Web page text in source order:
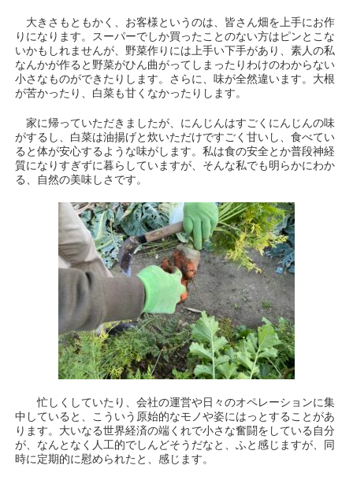
大きさもともかく、お客様というのは、皆さん畑を上手にお作
りになります。スーパーでしか買ったことのない方はピンとこな
いかもしれませんが、野菜作りには上手い下手があり、素人の私
なんかが作ると野菜がひん曲がってしまったりわけのわからない
小さなものができたりします。さらに、味が全然違います。大根
が苦かったり、白菜も甘くなかったりします。
家に帰っていただきましたが、にんじんはすごくにんじんの味
がするし、白菜は油揚げと炊いただけですごく甘いし、食べてい
ると体が安心するような味がします。私は食の安全とか普段神経
質になりすぎずに暮らしていますが、そんな私でも明らかにわか
る、自然の美味しさです。
忙しくしていたり、会社の運営や日々のオペレーションに集
中していると、こういう原始的なモノや姿にはっとすることがあ
ります。大いなる世界経済の端くれで小さな奮闘をしている自分
が、なんとなく人工的でしんどそうだなと、ふと感じますが、同
時に定期的に慰められたと、感じます。